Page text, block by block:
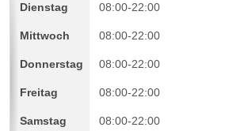
08:00-22:00
08:00-22:00
08:00-22:00
08:00-22:00
08:00-22:00